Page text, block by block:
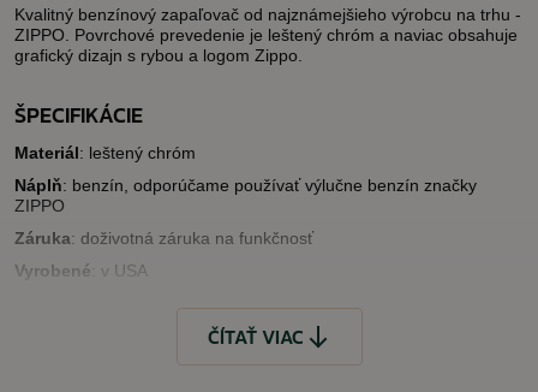
Kvalitný benzínový zapaľovač od najznámejšieho výrobcu na trhu -
ZIPPO. Povrchové prevedenie je leštený chróm a naviac obsahuje
grafický dizajn s rybou a logom Zippo.
ŠPECIFIKÁCIE
Materiál: leštený chróm
Náplň: benzín, odporúčame používať výlučne benzín značky
ZIPPO
Záruka: doživotná záruka na funkčnosť
Vyrobené : v USA
ČÍTAŤ VIAC